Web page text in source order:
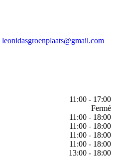
leonidasgroenplaats@gmail.com
11:00 - 17:00
Fermé
11:00 - 18:00
11:00 - 18:00
11:00 - 18:00
11:00 - 18:00
13:00 - 18:00